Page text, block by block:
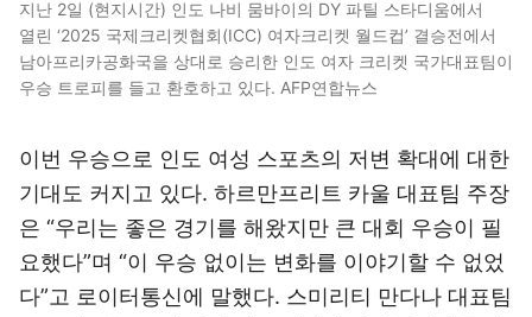
지난 2일 (현지시간) 인도 나비 뭄바이의 DY 파틸 스타디움에서
열린 ‘2025 국제크리켓협회(ICC) 여자크리켓 월드컵’ 결승전에서
남아프리카공화국을 상대로 승리한 인도 여자 크리켓 국가대표팀이
우승 트로피를 들고 환호하고 있다. AFP연합뉴스
이번 우승으로 인도 여성 스포츠의 저변 확대에 대한
기대도 커지고 있다. 하르만프리트 카울 대표팀 주장
은 “우리는 좋은 경기를 해왔지만 큰 대회 우승이 필
요했다”며 “이 우승 없이는 변화를 이야기할 수 없었
다”고 로이터통신에 말했다. 스미리티 만다나 대표팀